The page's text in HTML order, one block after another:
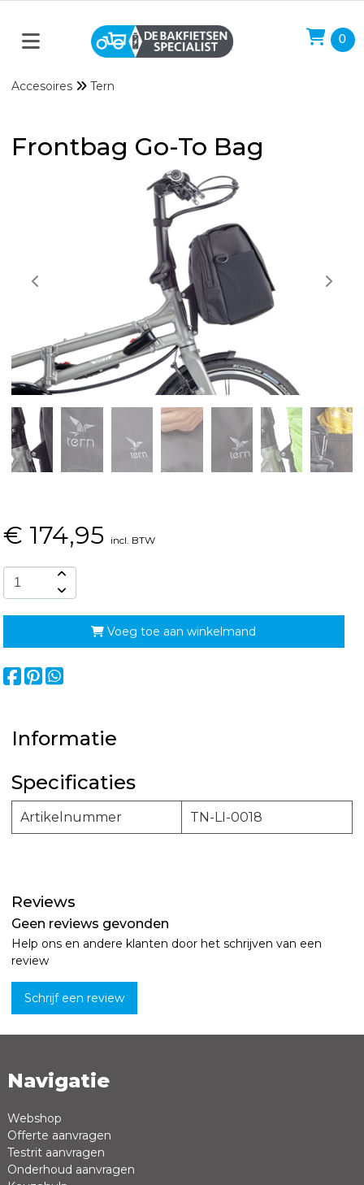
0
Accesoires Tern
Frontbag Go-To Bag
€ 174,95 incl. BTW
Voeg toe aan winkelmand
Informatie
Specificaties
Artikelnummer TN-LI-0018
Reviews
Geen reviews gevonden
Help ons en andere klanten door het schrijven van een
review
Schrijf een review
Naam *
Review *
Navigatie
Webshop
Offerte aanvragen
Testrit aanvragen
Onderhoud aanvragen